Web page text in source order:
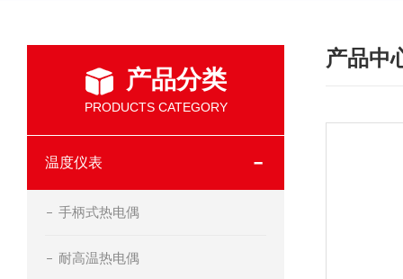
产品分类
PRODUCTS CATEGORY
温度仪表
手柄式热电偶
耐高温热电偶
产品中